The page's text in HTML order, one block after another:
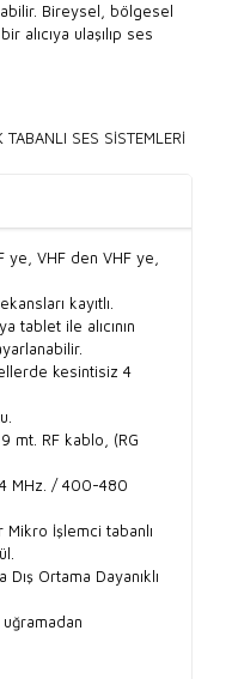
Bireysel, bölgesel
alıcıya ulaşılıp ses
SES SİSTEMLERİ
ye, VHF den VHF ye,
kayıtlı.
tablet ile alıcının
kesintisiz 4
mt. RF kablo, (RG
MHz. / 400-480
İşlemci tabanlı
Ortama Dayanıklı